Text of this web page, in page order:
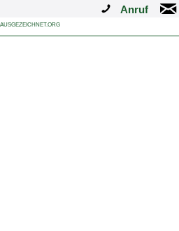
Anruf
AUSGEZEICHNET.ORG